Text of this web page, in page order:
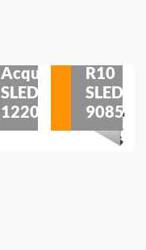
Acqua
SLED
1220
R10
SLED
9085